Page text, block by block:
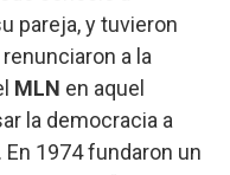
pareja, y tuvieron
a la
MLN en aquel
la democracia a
1974 fundaron un